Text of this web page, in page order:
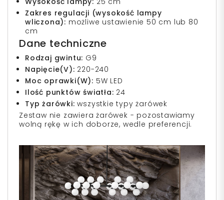
Zakres regulacji (wysokość lampy
wliczona): możliwe ustawienie 50 cm lub 80
cm
Dane techniczne
Rodzaj gwintu: G9
Napięcie(V): 220-240
Moc oprawki(W): 5W LED
Ilość punktów światła: 24
Typ żarówki: wszystkie typy żarówek
Zestaw nie zawiera żarówek - pozostawiamy
wolną rękę w ich doborze, wedle preferencji.